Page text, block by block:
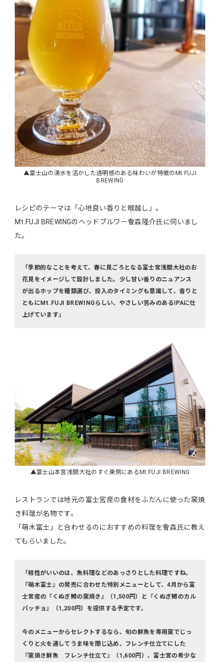
▲富士山の湧水を活かした透明感のある味わいが特徴のMt.FUJI
BREWING
レシピのテーマは「心地良い香りと喉越し」。
Mt.FUJI BREWINGのヘッドブルワー會森隆介氏に伺いまし
た。
「季節的なことを考えて、春に見ごろとなる富士宮浅間大社のお
花見をイメージして設計しました。少し甘い香りのニュアンス
が出るホップを種類選び、投入のタイミングも意識して、香りと
ともにMt.FUJI BREWINGらしい、やさしい苦みのあるIPAに仕
上げています」
▲富士山本宮浅間大社のすぐ東側にあるMt.FUJI BREWING
レストランでは地元の富士宮産の食材をふだんに使った窯焼
き料理が名物です。
「萌木富士」と合わせるのにおすすめの料理を會森氏に教え
てもらいました。
「相性がいいのは、魚料理などのあっさりとした料理ですね。
『萌木富士』の発売に合わせた特別メニューとして、4月から富
士宮産の『くぬぎ鱒の窯焼き』（1,500円）と『くぬぎ鱒のカル
パッチョ』（1,200円）を提供する予定です。
今のメニューからセレクトするなら、旬の鮮魚を専用窯でじっ
くりと火を通してうま味を閉じ込め、フレンチ仕立てにした
『窯焼き鮮魚 フレンチ仕立て』（1,600円）、富士宮の希少な